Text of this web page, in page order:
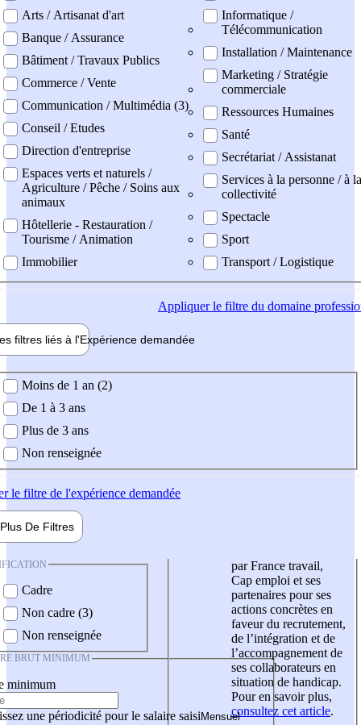
Arts / Artisanat d'art
Banque / Assurance
Bâtiment / Travaux Publics
Commerce / Vente
Communication / Multimédia (3)
Conseil / Etudes
Direction d'entreprise
Espaces verts et naturels /
Agriculture / Pêche / Soins aux
animaux
Hôtellerie - Restauration /
Tourisme / Animation
Immobilier
Informatique /
Télécommunication
Installation / Maintenance
Marketing / Stratégie
commerciale
Ressources Humaines
Santé
Secrétariat / Assistanat
Services à la personne / à la
collectivité
Spectacle
Sport
Transport / Logistique
Appliquerle filtre du domaine
filtres liés à l'Expérience demandée
demandée
Moins de 1 an (2)
De 1 à 3 ans
Plus de 3 ans
Non renseignée
le filtre de l'expérience demandée
Plus De Filtres
Cadre
Non cadre (3)
Non renseignée
BRUT MINIMUM
minimum
une périodicité pour le salaire saisi
par France travail,
Cap emploi et ses
partenaires pour ses
actions concrètes en
faveur du recrutement,
de l’intégration et de
l’accompagnement de
ses collaborateurs en
situation de handicap.
Pour en savoir plus,
consultez cet article.